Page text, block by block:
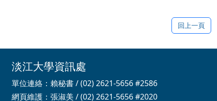
回上一頁
淡江大學資訊處
單位連絡：賴秘書 / (02) 2621-5656 #2586
網頁維護：張淑美 / (02) 2621-5656 #2020